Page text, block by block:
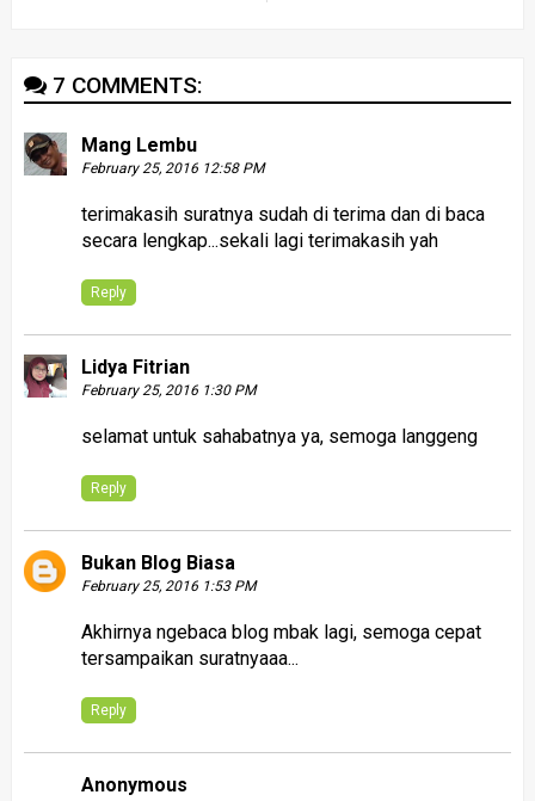
7 COMMENTS:
Mang Lembu
February 25, 2016 12:58 PM
terimakasih suratnya sudah di terima dan di baca
secara lengkap...sekali lagi terimakasih yah
Reply
Lidya Fitrian
February 25, 2016 1:30 PM
selamat untuk sahabatnya ya, semoga langgeng
Reply
Bukan Blog Biasa
February 25, 2016 1:53 PM
Akhirnya ngebaca blog mbak lagi, semoga cepat
tersampaikan suratnyaaa...
Reply
Anonymous